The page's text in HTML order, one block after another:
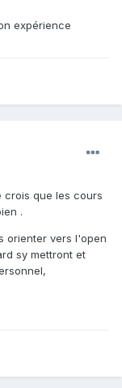
expérience
crois que les cours
.
orienter vers l'open
sy mettront et